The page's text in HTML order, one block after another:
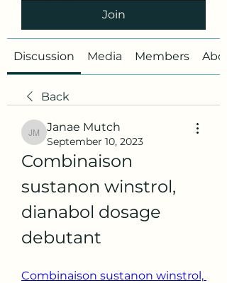
Join
Discussion Media Members
Back
Janae Mutch
Janae Mutch
September 10, 2023
Combinaison
sustanon winstrol,
dianabol dosage
debutant
Combinaison sustanon winstrol,